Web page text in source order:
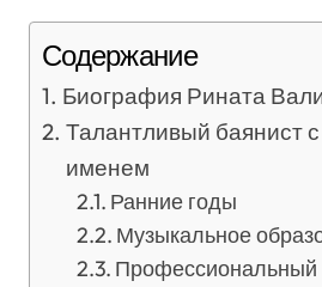
Содержание
Биография Рината
Талантливый баянист
именем
Ранние годы
Музыкальное
Профессиональный